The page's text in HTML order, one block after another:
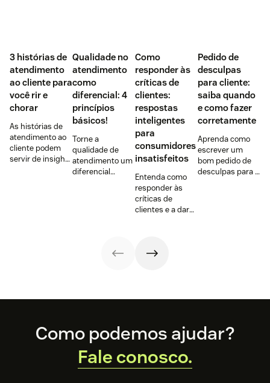
3 histórias de
atendimento
ao cliente para
você rir e
chorar
As histórias de
atendimento ao
cliente podem
servir de insight
Qualidade no
atendimento
como
diferencial: 4
princípios
básicos!
Torne a
qualidade de
atendimento um
diferencial
Como
responder às
críticas de
clientes:
respostas
inteligentes
para
consumidores
insatisfeitos
Entenda como
responder às
críticas de
clientes e a dar
insatisfeitos.
Pedido de
desculpas
para cliente:
saiba quando
e como fazer
corretamente
Aprenda como
escrever um
bom pedido de
desculpas para o
FooterComo podemos ajudar?
Fale conosco.